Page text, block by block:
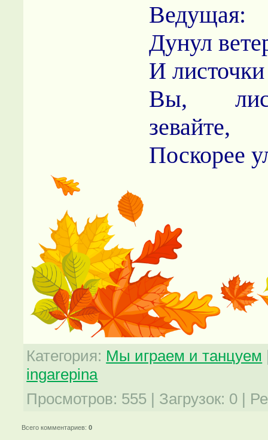
Ведущая:
Дунул
И
Вы,
зевайте,
Поскорее
Категория: Мы играем и танцуем
ingarepina
Просмотров: 555 | Загрузок: 0 |
Всего комментариев:0